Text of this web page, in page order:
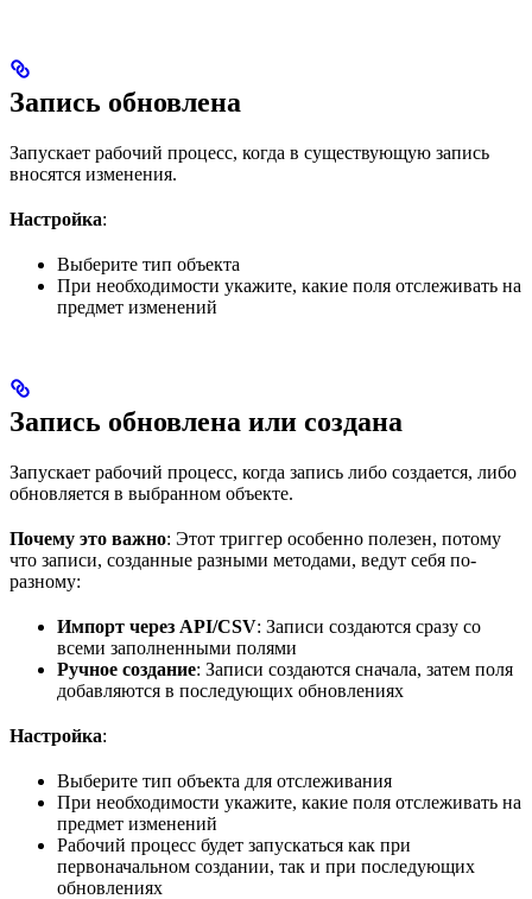
Запись обновлена
Запускает рабочий процесс, когда в существующую запись
вносятся изменения.
Настройка:
Выберите тип объекта
При необходимости укажите, какие поля отслеживать на
предмет изменений
Запись обновлена или создана
Запускает рабочий процесс, когда запись либо создается, либо
обновляется в выбранном объекте.
Почему это важно: Этот триггер особенно полезен, потому
что записи, созданные разными методами, ведут себя по-
разному:
Импорт через API/CSV: Записи создаются сразу со
всеми заполненными полями
Ручное создание: Записи создаются сначала, затем поля
добавляются в последующих обновлениях
Настройка:
Выберите тип объекта для отслеживания
При необходимости укажите, какие поля отслеживать на
предмет изменений
Рабочий процесс будет запускаться как при
первоначальном создании, так и при последующих
обновлениях